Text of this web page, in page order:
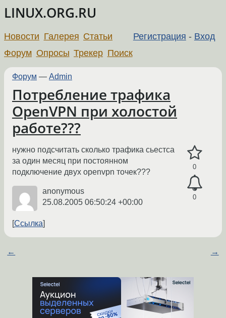
LINUX.ORG.RU
Регистрация - Вход
Новости Галерея Статьи
Форум Опросы Трекер Поиск
Форум — Admin
Потребление трафика
OpenVPN при холостой
работе???
0
0
нужно подсчитать сколько трафика сьестса
за один месяц при постоянном
подключение двух openvpn точек???
anonymous
25.08.2005 06:50:24 +00:00
Ссылка
← →